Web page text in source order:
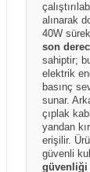
alınarak
40W
son
sahiptir;
elektrik
basınç
sunar.
çıplak
yandan
erişilir.
güvenli
güvenliği